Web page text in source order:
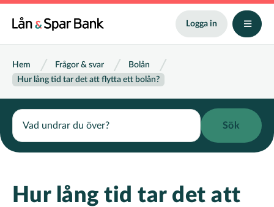
Hoppa
Logga in
Länkstig
Hem Frågor & svar
Bolån
Hur lång tid tar det att flytta ett bolån?
Search
Hur lång tid tar det att